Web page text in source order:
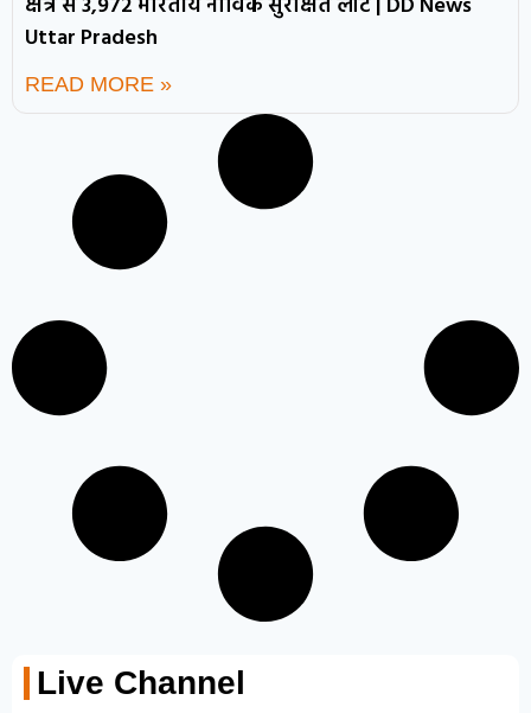
Uttar Pradesh
READ MORE »
Live Channel